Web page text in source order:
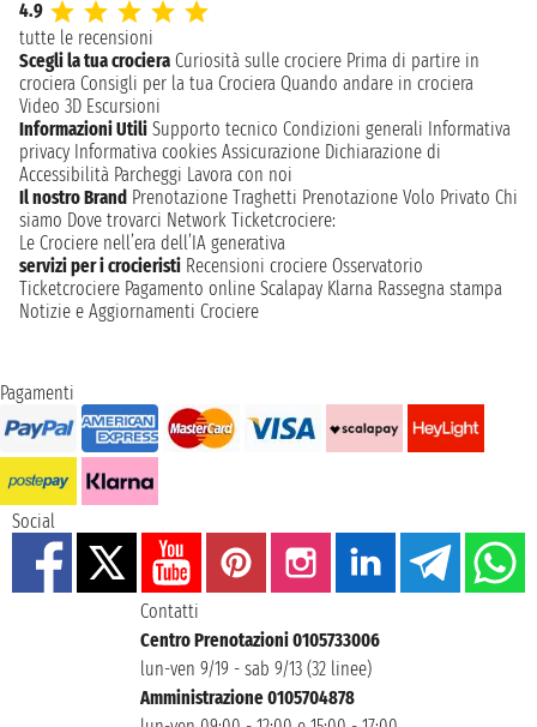
4.9
tutte le recensioni
Scegli la tua crociera Curiosità sulle crociere Prima di partire in
crociera Consigli per la tua Crociera Quando andare in crociera
Video 3D Escursioni
Informazioni Utili Supporto tecnico Condizioni generali Informativa
privacy Informativa cookies Assicurazione Dichiarazione di
Accessibilità Parcheggi Lavora con noi
Il nostro Brand Prenotazione Traghetti Prenotazione Volo Privato Chi
siamo Dove trovarci Network Ticketcrociere:
Le Crociere nell’era dell’IA generativa
servizi per i crocieristi Recensioni crociere Osservatorio
Ticketcrociere Pagamento online Scalapay Klarna Rassegna stampa
Notizie e Aggiornamenti Crociere
Pagamenti
Social
Contatti
Centro Prenotazioni 0105733006
lun-ven 9/19 - sab 9/13 (32 linee)
Amministrazione 0105704878